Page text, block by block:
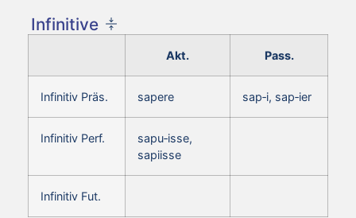
Infinitive
Akt. Pass.
Infinitiv Präs. sapere sap‑i, sap‑ier
Infinitiv Perf.
sapu‑isse,
sapiisse
Infinitiv Fut.